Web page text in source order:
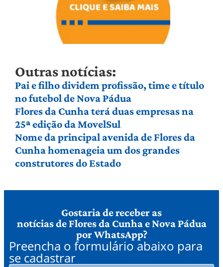
Outras notícias:
Pai e filho dividem profissão, time e título
no futebol de Nova Pádua
Flores da Cunha terá duas empresas na
25ª edição da MovelSul
Nome da principal avenida de Flores da
Cunha homenageia um dos grandes
construtores do Estado
Gostaria de receber as
notícias de Flores da Cunha e Nova Pádua
por WhatsApp?
Preencha o formulário abaixo para
se cadastrar